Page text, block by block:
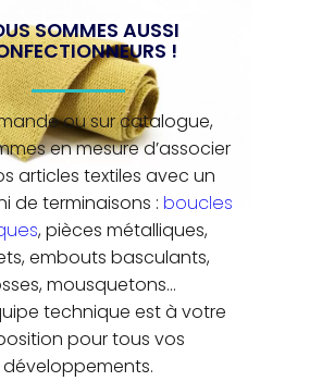
SOMMES AUSSI
!
ou sur catalogue,
en mesure d’associer
articles textiles avec un
de terminaisons : boucles
, pièces métalliques,
embouts basculants,
mousquetons…
technique est à votre
pour tous vos
développements.